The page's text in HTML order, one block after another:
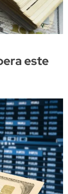
este